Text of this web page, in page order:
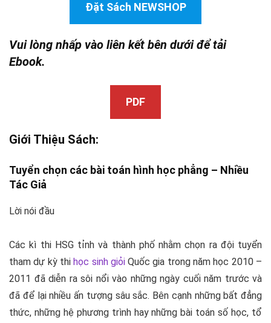
Đặt Sách NEWSHOP
Vui lòng nhấp vào liên kết bên dưới để tải
Ebook.
PDF
Giới Thiệu Sách:
Tuyển chọn các bài toán hình học phẳng – Nhiều
Tác Giả
Lời nói đầu
Các kì thi HSG tỉnh và thành phố nhằm chọn ra đội tuyển
tham dự kỳ thihọc sinh giỏiQuốc gia trong năm học 2010 –
2011 đã diễn ra sôi nổi vào những ngày cuối năm trước và
đã để lại nhiều ấn tượng sâu sắc. Bên cạnh những bất đẳng
thức, những hệ phương trình hay những bài toán số học, tổ